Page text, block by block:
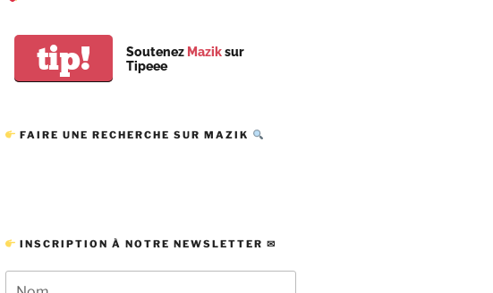
tip! Soutenez Maziksur
Tipeee
FAIRE UNE RECHERCHE SUR MAZIK
INSCRIPTION À NOTRE NEWSLETTER ✉